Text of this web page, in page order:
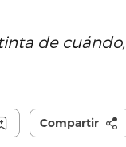
de cuándo,
Compartir